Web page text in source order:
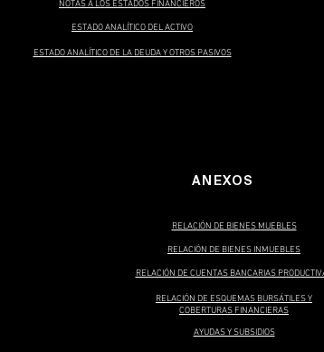
NOTAS A LOS ESTADOS FINANCIEROS
ESTADO ANALÍTICO DEL ACTIVO
ESTADO ANALÍTICO DE LA DEUDA Y OTROS PASIVOS
ANEXOS
RELACIÓN DE BIENES MUEBLES
RELACIÓN DE BIENES INMUEBLES
RELACIÓN DE CUENTAS BANCARIAS
RELACIÓN DE ESQUEMAS BURSÁTILES Y
COBERTURAS FINANCIERAS
AYUDAS Y SUBSIDIOS